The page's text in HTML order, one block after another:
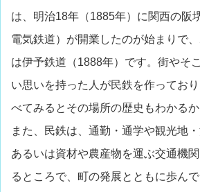
は、明治18年（1885年）に関西の阪
電気鉄道）が開業したのが始まりで
は伊予鉄道（1888年）です。街やそ
い思いを持った人が民鉄を作ってお
べてみるとその場所の歴史もわかるか
また、民鉄は、通勤・通学や観光地
あるいは資材や農産物を運ぶ交通機
るところで、町の発展とともに歩ん